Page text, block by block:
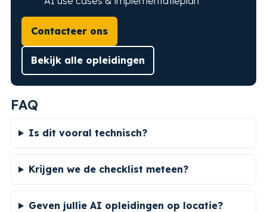
Contacteer ons
Bekijk alle opleidingen
FAQ
Is dit vooral technisch?
Krijgen we de checklist meteen?
Geven jullie AI opleidingen op locatie?